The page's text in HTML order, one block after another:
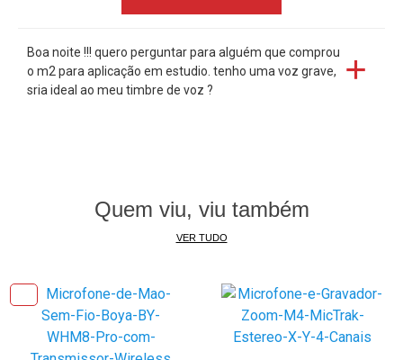
Boa noite !!! quero perguntar para alguém que comprou
o m2 para aplicação em estudio. tenho uma voz grave,
sria ideal ao meu timbre de voz ?
Quem viu, viu também
VER TUDO